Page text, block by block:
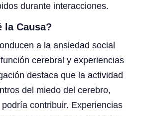
durante interacciones.
la Causa?
a la ansiedad social
cerebral y experiencias
destaca que la actividad
del miedo del cerebro,
contribuir. Experiencias